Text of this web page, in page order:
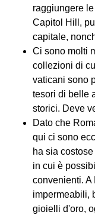
raggiungere
Capitol Hill,
capitale,
Ci sono molti
collezioni di
vaticani sono
tesori di belle
storici. Deve
Dato che
qui ci sono
ha sia
in cui è
convenienti. A
impermeabili,
gioielli d'oro,